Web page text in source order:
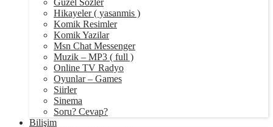
Guzel Sozler
Hikayeler ( yasanmis )
Komik Resimler
Komik Yazilar
Msn Chat Messenger
Muzik – MP3 ( full )
Online TV Radyo
Oyunlar – Games
Siirler
Sinema
Soru? Cevap?
Bilişim